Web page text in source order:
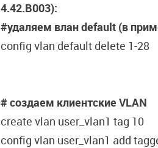
4.42.B003):
#удаляем влан default (в
config vlan default delete 1-28
# создаем клиентские VLAN
create vlan user_vlan1 tag 10
config vlan user_vlan1 add